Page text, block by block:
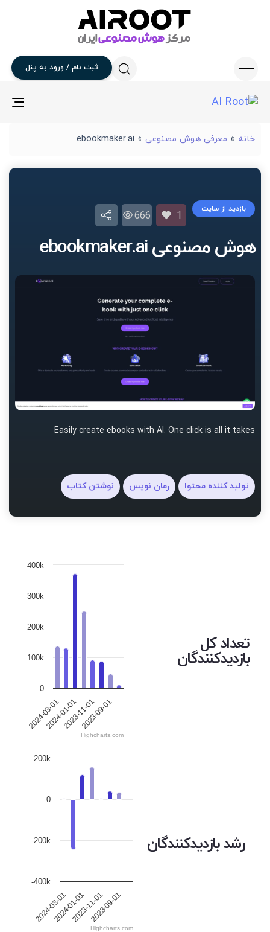
ثبت نام / ورود به پنل
خانه » معرفی هوش مصنوعی »
ebookmaker.ai
هوش مصنوعی ebookmaker.ai
بازدید از سایت
1
666
Easily create ebooks with AI. One click is all it takes
تولید کننده محتوا رمان نویس نوشتن کتاب
تعداد کل
بازدیدکنندگان
2024-03-01
2024-01-012023-11-012023-09-01
0
100k
200k
300k
400k
Highcharts.com
رشد بازدیدکنندگان
2024-03-012024-01-012023-11-012023-09-01
-200k
0
200k
-400k
Highcharts.com